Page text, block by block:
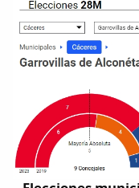
80.000 euros....